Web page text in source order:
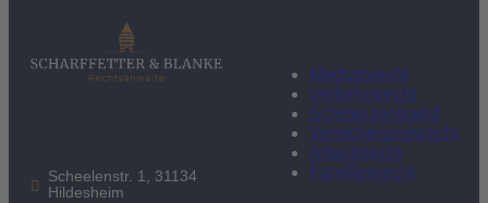
Scheelenstr. 1, 31134
Hildesheim
Medizinrecht
Verkehrsrecht
Schmerzensgeld
Versicherungsrecht
Arbeitsrecht
Familienrecht